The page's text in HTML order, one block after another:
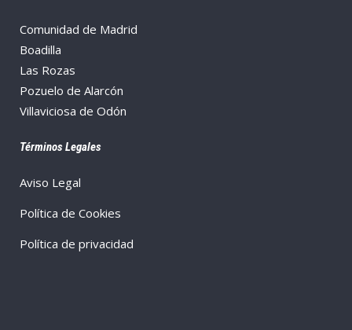
Comunidad de Madrid
Boadilla
Las Rozas
Pozuelo de Alarcón
Villaviciosa de Odón
Términos Legales
Aviso Legal
Política de Cookies
Política de privacidad